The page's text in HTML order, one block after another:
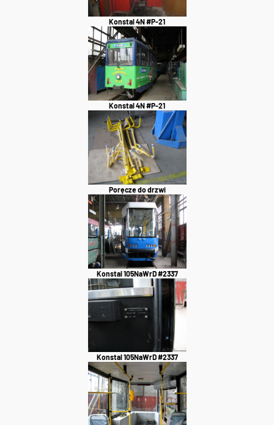
Konstal 4N #P-21
Konstal 4N #P-21
Poręcze do drzwi
Konstal 105NaWrD #2337
Konstal 105NaWrD #2337